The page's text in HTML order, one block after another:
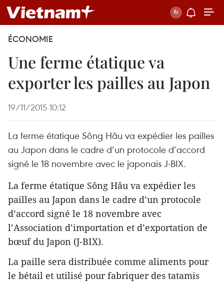
ÉCONOMIE
Une ferme étatique va
exporter les pailles au Japon
19/11/2015 10:12
La ferme étatique Sông Hâu va expédier les pailles
au Japon dans le cadre d’un protocole d’accord
signé le 18 novembre avec le japonais J-BIX.
La ferme étatique Sông Hâu va expédier les
pailles au Japon dans le cadre d’un protocole
d’accord signé le 18 novembre avec
l’Association d’importation et d’exportation de
bœuf du Japon (J-BIX).
La paille sera distribuée comme aliments pour
le bétail et utilisé pour fabriquer des tatamis